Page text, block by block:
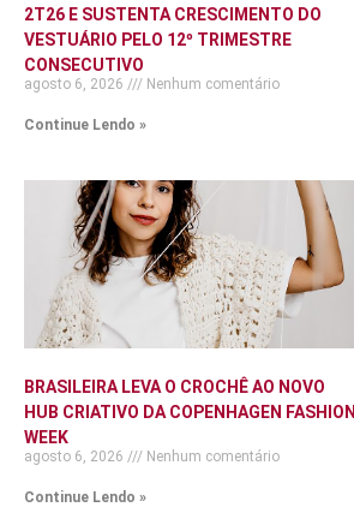
2T26 E SUSTENTA CRESCIMENTO DO
VESTUÁRIO PELO 12º TRIMESTRE
CONSECUTIVO
agosto 6, 2026 Nenhum comentário
Continue Lendo »
BRASILEIRA LEVA O CROCHÊ AO NOVO
HUB CRIATIVO DA COPENHAGEN FASHION
WEEK
agosto 6, 2026 Nenhum comentário
Continue Lendo »